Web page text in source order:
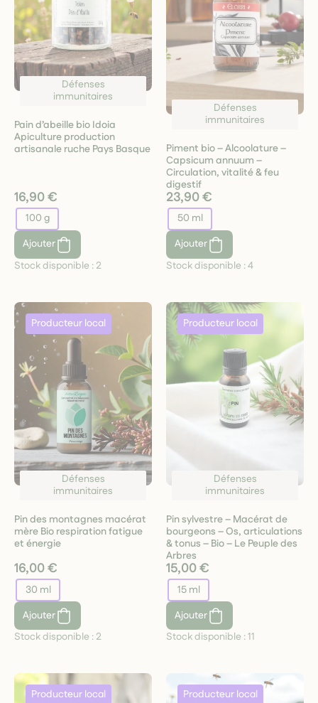
Défenses
immunitaires
Pain d’abeille bio Idoia
Apiculture production
artisanale ruche Pays Basque
16,90 €
100 g
Ajouter
Stock disponible : 2
Défenses
immunitaires
Piment bio – Alcoolature –
Capsicum annuum –
Circulation, vitalité & feu
digestif
23,90 €
50 ml
Ajouter
Stock disponible :4
Défenses
immunitaires
Pin des montagnes macérat
mère Bio respiration fatigue
et énergie
16,00 €
30 ml
Ajouter
Stock disponible : 2
Défenses
immunitaires
Pin sylvestre – Macérat de
bourgeons – Os, articulations
& tonus – Bio – Le Peuple des
Arbres
15,00 €
15 ml
Ajouter
Stock disponible :11